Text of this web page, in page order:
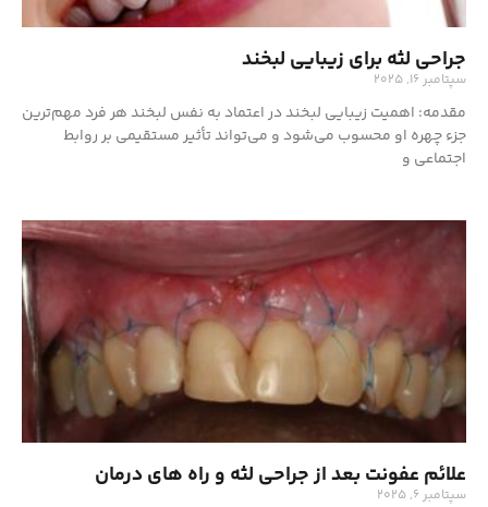
جراحی لثه برای زیبایی لبخند
سپتامبر 16, 2025
مقدمه: اهمیت زیبایی لبخند در اعتماد به نفس لبخند هر فرد مهم‌ترین
جزء چهره او محسوب می‌شود و می‌تواند تأثیر مستقیمی بر روابط
اجتماعی و
علائم عفونت بعد از جراحی لثه و راه های درمان
سپتامبر 6, 2025